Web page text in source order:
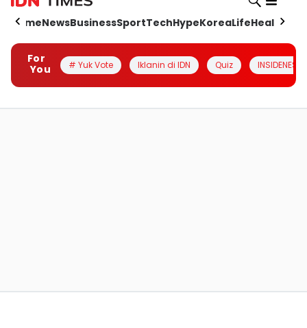
HomeNewsBusinessSportTechHypeKoreaLifeHealth
For
You
# Yuk Vote Iklanin di IDN Quiz INSIDENESIA